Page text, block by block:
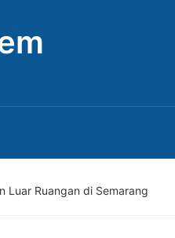
Luar Ruangan di Semarang